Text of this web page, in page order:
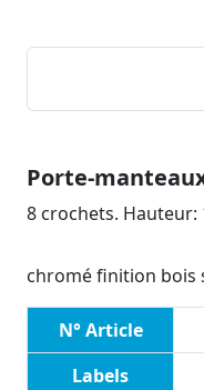
Porte-
8 crochets. Hauteur:
chromé finition bois
N° Article
Labels